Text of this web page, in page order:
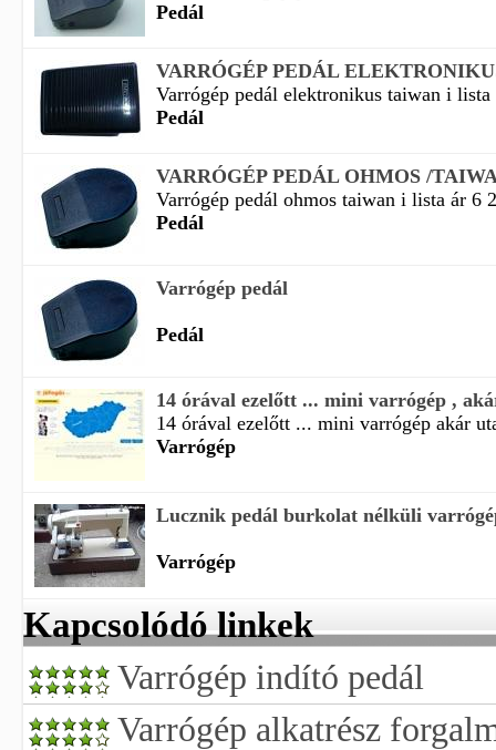
Pedál
VARRÓGÉP PEDÁL
Varrógép pedál elektronikus taiwan i
Pedál
VARRÓGÉP PEDÁL OHMOS /
Varrógép pedál ohmos taiwan i lista ár 6
Pedál
Varrógép pedál
Pedál
14 órával ezelőtt ... mini varrógép ,
14 órával ezelőtt ... mini varrógép akár
Varrógép
Lucznik pedál burkolat nélküli
Varrógép
Kapcsolódó linkek
Varrógép indító pedál
Varrógép alkatrész